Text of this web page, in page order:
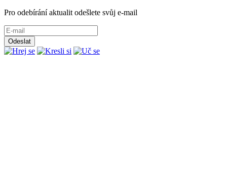
Pro odebírání aktualit odešlete svůj e-mail